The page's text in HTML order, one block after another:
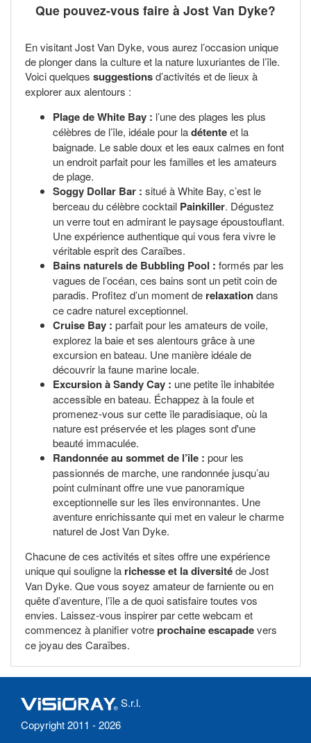
Que pouvez-vous faire à Jost Van Dyke?
En visitant Jost Van Dyke, vous aurez l’occasion unique
de plonger dans la culture et la nature luxuriantes de l’île.
Voici quelques suggestionsd’activités et de lieux à
explorer aux alentours :
Plage de White Bay : l’une des plages les plus
célèbres de l’île, idéale pour ladétenteet la
baignade. Le sable doux et les eaux calmes en font
un endroit parfait pour les familles et les amateurs
de plage.
Soggy Dollar Bar : situé à White Bay, c’est le
berceau du célèbre cocktail Painkiller. Dégustez
un verre tout en admirant le paysage époustouflant.
Une expérience authentique qui vous fera vivre le
véritable esprit des Caraïbes.
Bains naturels de Bubbling Pool : formés par les
vagues de l’océan, ces bains sont un petit coin de
paradis. Profitez d’un moment de relaxationdans
ce cadre naturel exceptionnel.
Cruise Bay : parfait pour les amateurs de voile,
explorez la baie et ses alentours grâce à une
excursion en bateau. Une manière idéale de
découvrir la faune marine locale.
Excursion à Sandy Cay : une petite île inhabitée
accessible en bateau. Échappez à la foule et
promenez-vous sur cette île paradisiaque, où la
nature est préservée et les plages sont d'une
beauté immaculée.
Randonnée au sommet de l’île : pour les
passionnés de marche, une randonnée jusqu’au
point culminant offre une vue panoramique
exceptionnelle sur les îles environnantes. Une
aventure enrichissante qui met en valeur le charme
naturel de Jost Van Dyke.
Chacune de ces activités et sites offre une expérience
unique qui souligne la richesse et la diversitéde Jost
Van Dyke. Que vous soyez amateur de farniente ou en
quête d’aventure, l’île a de quoi satisfaire toutes vos
envies. Laissez-vous inspirer par cette webcam et
commencez à planifier votreprochaine escapadevers
ce joyau des Caraïbes.
S.r.l.
Copyright 2011 - 2026